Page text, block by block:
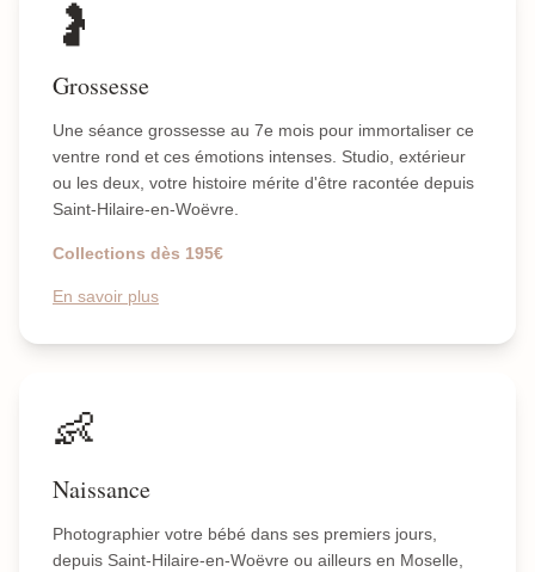
🤰
Grossesse
Une séance grossesse au 7e mois pour immortaliser ce
ventre rond et ces émotions intenses. Studio, extérieur
ou les deux, votre histoire mérite d'être racontée depuis
Saint-Hilaire-en-Woëvre.
Collections dès 195€
En savoir plus
👶
Naissance
Photographier votre bébé dans ses premiers jours,
depuis Saint-Hilaire-en-Woëvre ou ailleurs en Moselle,